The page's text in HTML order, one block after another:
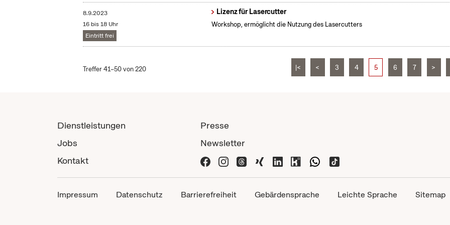
8.9.2023
16 bis 18 Uhr
Eintritt frei
Lizenz für Lasercutter
Workshop, ermöglicht die Nutzung des Lasercutters
Treffer 41–50 von 220 |< < 3 4 5 6 7 >
Dienstleistungen
Jobs
Kontakt
Presse
Newsletter
Impressum Datenschutz Barrierefreiheit Gebärdensprache Leichte Sprache Sitemap